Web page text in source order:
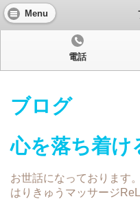
Menu
電話
ブログ
心を落ち着け
お世話になっております。
はりきゅうマッサージ